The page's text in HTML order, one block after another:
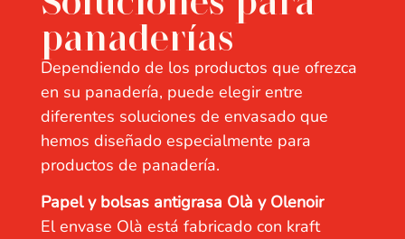
panaderías
Dependiendo de los productos que ofrezca
en su panadería, puede elegir entre
diferentes soluciones de envasado que
hemos diseñado especialmente para
productos de panadería.
Papel y bolsas antigrasa Olà y Olenoir
El envase Olà está fabricado con kraft